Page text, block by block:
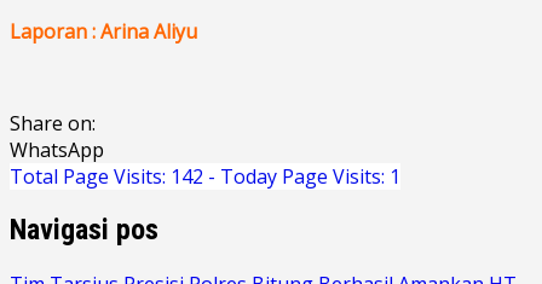
Laporan : Arina Aliyu
Share on:
WhatsApp
Total Page Visits: 142 - Today Page Visits: 1
Navigasi pos